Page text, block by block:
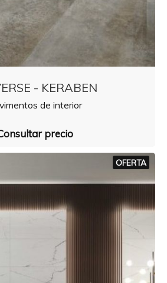
- KERABEN
de interior
precio
OFERTA